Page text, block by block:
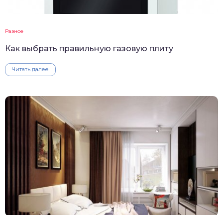
Разное
Как выбрать правильную газовую плиту
Читать далее